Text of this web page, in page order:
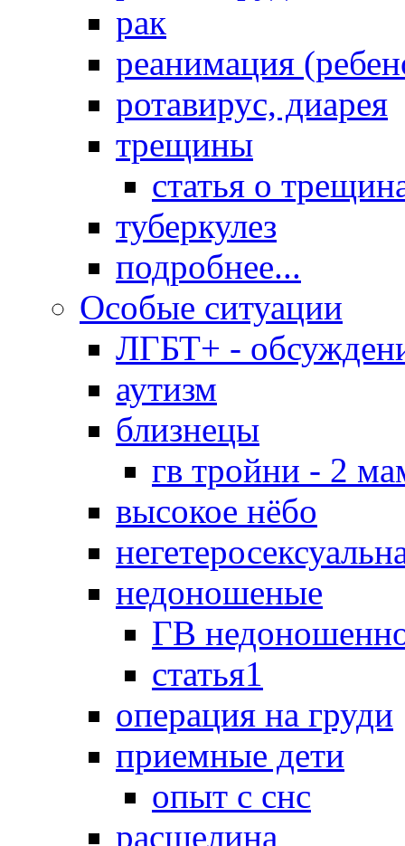
рак
реанимация
ротавирус, диарея
трещины
статья о
туберкулез
подробнее...
Особые ситуации
ЛГБТ+ -
аутизм
близнецы
гв тройни - 2
высокое нёбо
недоношеные
ГВ
статья1
операция на груди
приемные дети
опыт с снс
расщелина